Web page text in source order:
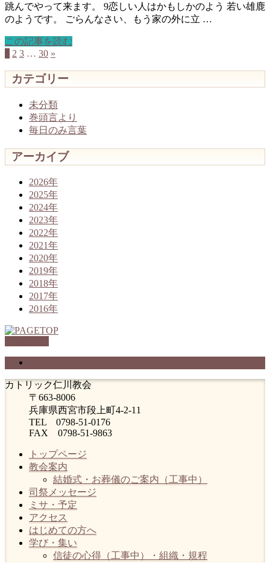
跳んでやって来ます。 9恋しい人はかもしかのよう 若い雄鹿
のようです。 ごらんなさい、もう家の外に立 …
この記事を読む
2 3 … 30 »
カテゴリー
未分類
巻頭言より
毎日のみ言葉
アーカイブ
2026年
2025年
2024年
2023年
2022年
2021年
2020年
2019年
2018年
2017年
2016年
カトリック仁川教会
〒663-8006
兵庫県西宮市段上町4-2-11
TEL 0798-51-0176
FAX 0798-51-9863
トップページ
教会案内
結婚式・お葬儀のご案内（工事中）
司祭メッセージ
ミサ・予定
アクセス
はじめての方へ
学び・集い
信徒の心得（工事中）・組織・規程